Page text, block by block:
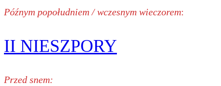
Późnym popołudniem / wczesnym wieczorem:
II NIESZPORY
Przed snem: